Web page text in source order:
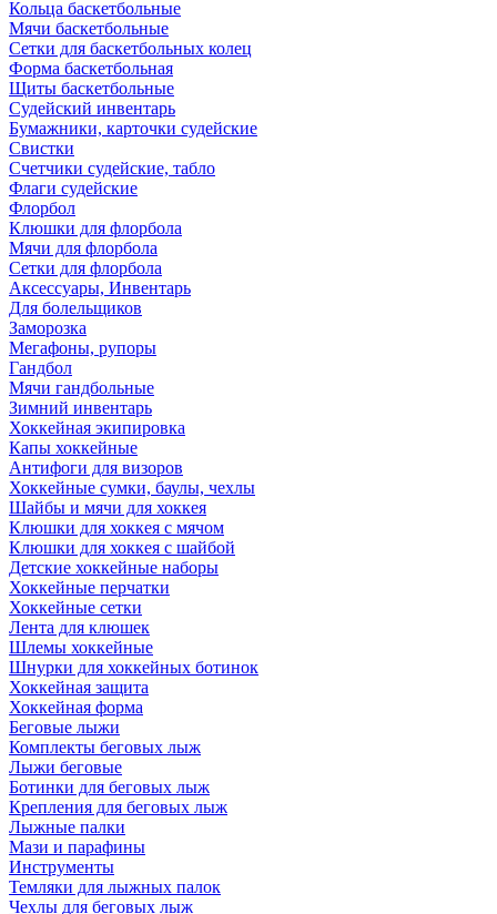
Кольца баскетбольные
Мячи баскетбольные
Сетки для баскетбольных колец
Форма баскетбольная
Щиты баскетбольные
Судейский инвентарь
Бумажники, карточки судейские
Свистки
Счетчики судейские, табло
Флаги судейские
Флорбол
Клюшки для флорбола
Мячи для флорбола
Сетки для флорбола
Аксессуары, Инвентарь
Для болельщиков
Заморозка
Мегафоны, рупоры
Гандбол
Мячи гандбольные
Зимний инвентарь
Хоккейная экипировка
Капы хоккейные
Антифоги для визоров
Хоккейные сумки, баулы, чехлы
Шайбы и мячи для хоккея
Клюшки для хоккея с мячом
Клюшки для хоккея с шайбой
Детские хоккейные наборы
Хоккейные перчатки
Хоккейные сетки
Лента для клюшек
Шлемы хоккейные
Шнурки для хоккейных ботинок
Хоккейная защита
Хоккейная форма
Беговые лыжи
Комплекты беговых лыж
Лыжи беговые
Ботинки для беговых лыж
Крепления для беговых лыж
Лыжные палки
Мази и парафины
Инструменты
Темляки для лыжных палок
Чехлы для беговых лыж